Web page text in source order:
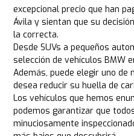
excepcional precio que han
Ávila y sientan que su
la correcta.
Desde SUVs a pequeños
selección de vehículos BMW
Además, puede elegir uno
desea reducir su huella de
Los vehículos que hemos
podemos garantizar que
minuciosamente